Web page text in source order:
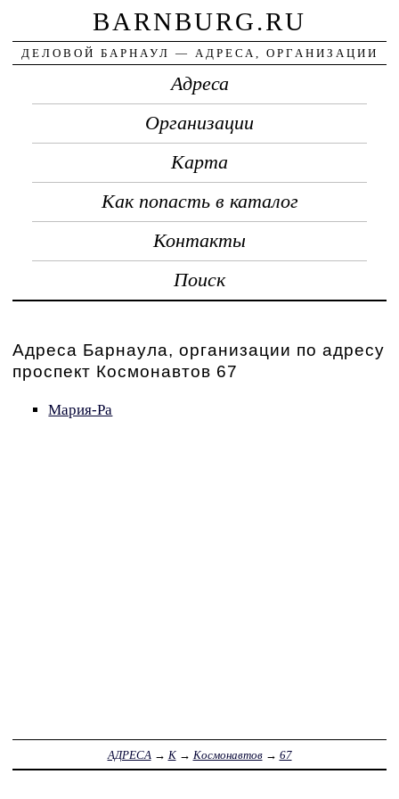
BARNBURG.RU
ДЕЛОВОЙ БАРНАУЛ — АДРЕСА, ОРГАНИЗАЦИИ
Адреса
Организации
Карта
Как попасть в каталог
Контакты
Поиск
Адреса Барнаула, организации по адресу
проспект Космонавтов 67
Мария-Ра
АДРЕСА → К→ Космонавтов→ 67